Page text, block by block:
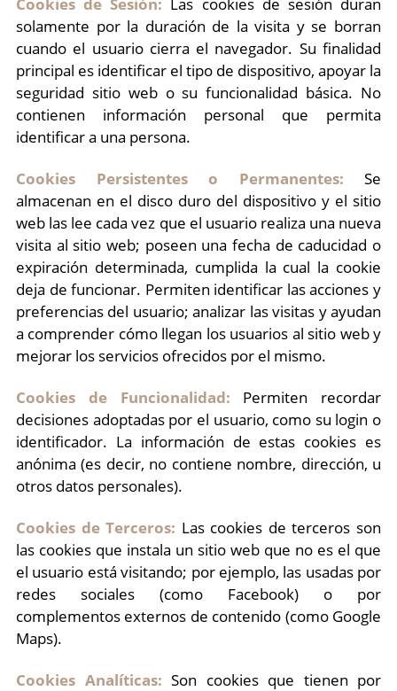
solamente por la duración de la visita y se borran
cuando el usuario cierra el navegador. Su finalidad
principal es identificar el tipo de dispositivo, apoyar la
seguridad sitio web o su funcionalidad básica. No
contienen información personal que permita
identificar a una persona.
Cookies Persistentes o Permanentes: Se
almacenan en el disco duro del dispositivo y el sitio
web las lee cada vez que el usuario realiza una nueva
visita al sitio web; poseen una fecha de caducidad o
expiración determinada, cumplida la cual la cookie
deja de funcionar. Permiten identificar las acciones y
preferencias del usuario; analizar las visitas y ayudan
a comprender cómo llegan los usuarios al sitio web y
mejorar los servicios ofrecidos por el mismo.
Cookies de Funcionalidad: Permiten recordar
decisiones adoptadas por el usuario, como su login o
identificador. La información de estas cookies es
anónima (es decir, no contiene nombre, dirección, u
otros datos personales).
Cookies de Terceros: Las cookies de terceros son
las cookies que instala un sitio web que no es el que
el usuario está visitando; por ejemplo, las usadas por
redes sociales (como Facebook) o por
complementos externos de contenido (como Google
Maps).
Cookies Analíticas: Son cookies que tienen por